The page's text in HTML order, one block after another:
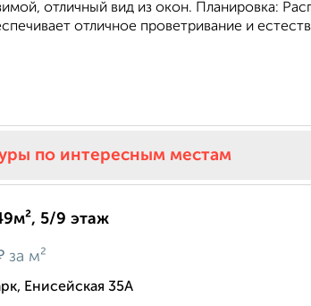
отличный вид из окон. Планировка:
отличное проветривание и
по интересным местам
5/9 этаж
за м²
Енисейская 35А